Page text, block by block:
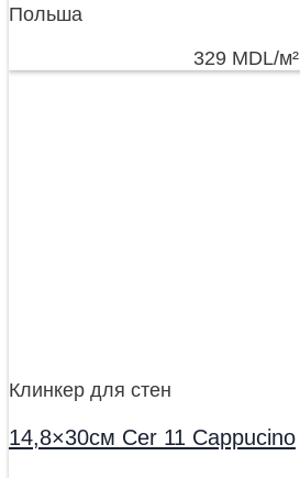
Польша
329 MDL/м²
Клинкер для стен
14,8×30см Cer 11 Cappucino